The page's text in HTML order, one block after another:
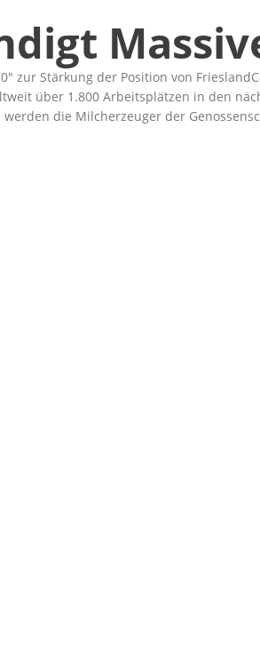
zur Stärkung der Position von
über 1.800 Arbeitsplätzen in den
die Milcherzeuger der